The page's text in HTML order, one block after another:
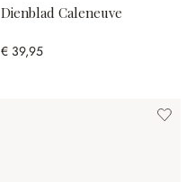
Dienblad Caleneuve
€ 39,95